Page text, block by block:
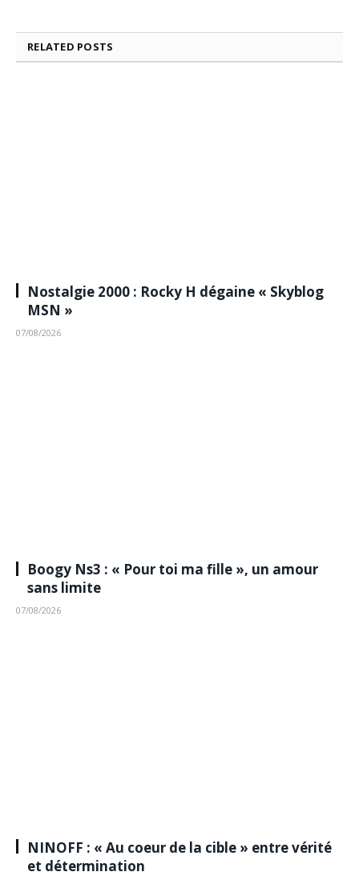
RELATED POSTS
Nostalgie 2000 : Rocky H dégaine « Skyblog
MSN »
07/08/2026
Boogy Ns3 : « Pour toi ma fille », un amour
sans limite
07/08/2026
NINOFF : « Au coeur de la cible » entre vérité
et détermination